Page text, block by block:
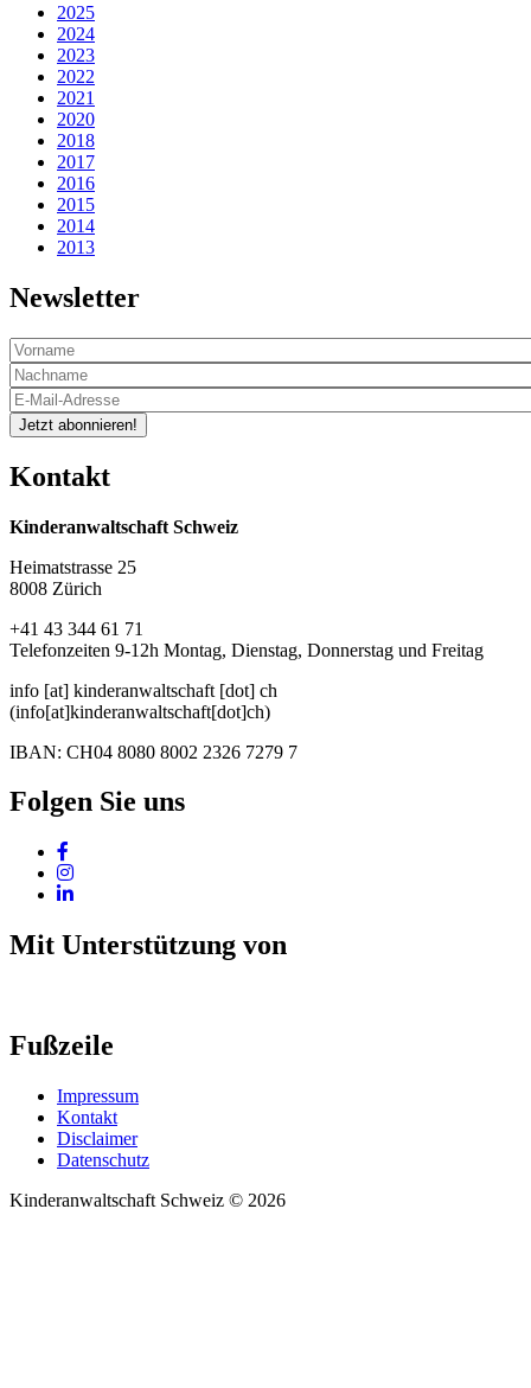
2025
2024
2023
2022
2021
2020
2018
2017
2016
2015
2014
2013
Newsletter
Jetzt abonnieren!
Kontakt
Kinderanwaltschaft Schweiz
Heimatstrasse 25
8008 Zürich
+41 43 344 61 71
Telefonzeiten 9-12h Montag, Dienstag, Donnerstag und Freitag
info [at] kinderanwaltschaft [dot] ch
(info[at]kinderanwaltschaft[dot]ch)
IBAN: CH04 8080 8002 2326 7279 7
Folgen Sie uns
Mit Unterstützung von
Fußzeile
Impressum
Kontakt
Disclaimer
Datenschutz
Kinderanwaltschaft Schweiz © 2026